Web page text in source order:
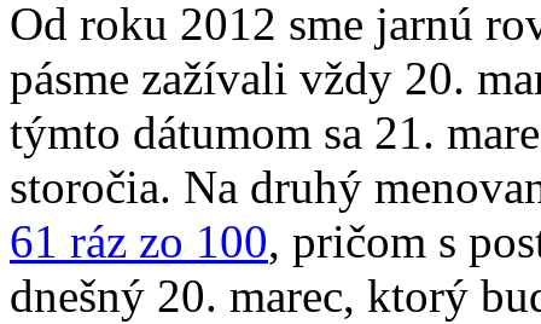
Od roku 2012 sme jarnú
pásme zažívali vždy 20.
týmto dátumom sa 21.
storočia. Na druhý
61 ráz zo 100, pričom s
dnešný 20. marec, ktorý